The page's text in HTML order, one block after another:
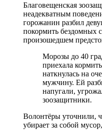
Благовещенская
неадекватным
горожанин разбил
покормить бездомных
произошедшем
Морозы до 40
приехала
наткнулась на
мужчину. Ей
напугали,
зоозащитники.
Волонтёры уточнили,
убирает за собой